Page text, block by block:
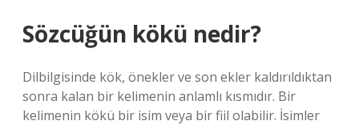
Sözcüğün kökü nedir?
Dilbilgisinde kök, önekler ve son ekler kaldırıldıktan
sonra kalan bir kelimenin anlamlı kısmıdır. Bir
kelimenin kökü bir isim veya bir fiil olabilir. İsimler